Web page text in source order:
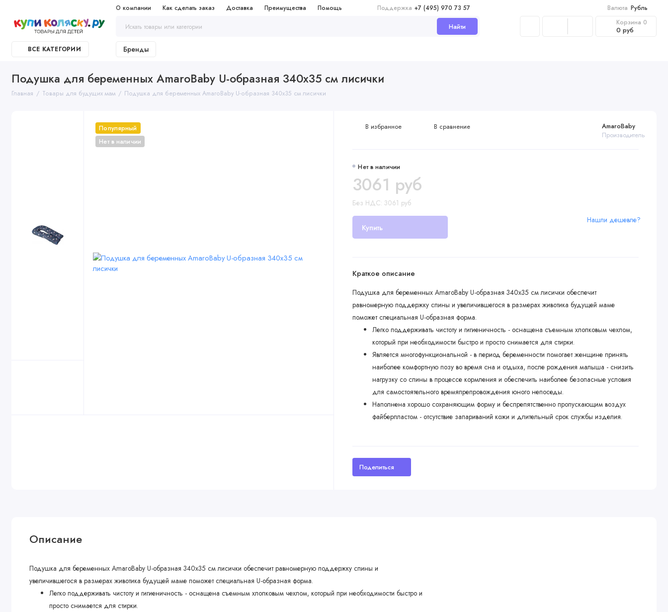
О компании Как сделать заказ Доставка Преимущества Помощь Поддержка +7 (495) 970 73 57 Валюта Рубль
Найти Корзина 0
0 руб
ВСЕ КАТЕГОРИИ Бренды
Подушка для беременных AmaroBaby U-образная 340х35 см лисички
Главная Товары для будущих мам Подушка для беременных AmaroBaby U-образная 340х35 см лисички
Популярный
Нет в наличии
Нет в наличии
AmaroBaby
Производитель
3061 руб
Без НДС: 3061 руб
Купить
Нашли дешевле?
В избранное В сравнение
Краткое описание
Подушка для беременных AmaroBaby U-образная 340х35 см лисички обеспечит
равномерную поддержку спины и увеличившегося в размерах животика будущей маме
поможет специальная U-образная форма.
Легко поддерживать чистоту и гигиеничность - оснащена съемным хлопковым чехлом,
который при необходимости быстро и просто снимается для стирки.
Является многофункциональной - в период беременности помогает женщине принять
наиболее комфортную позу во время сна и отдыха, после рождения малыша - снизить
нагрузку со спины в процессе кормления и обеспечить наиболее безопасные условия
для самостоятельного времяпрепровождения юного непоседы.
Наполнена хорошо сохраняющим форму и беспрепятственно пропускающим воздух
файберпластом - отсутствие запариваний кожи и длительный срок службы изделия.
Поделиться
Описание
Подушка для беременных AmaroBaby U-образная 340х35 см лисички обеспечит равномерную поддержку спины и
увеличившегося в размерах животика будущей маме поможет специальная U-образная форма.
Легко поддерживать чистоту и гигиеничность - оснащена съемным хлопковым чехлом, который при необходимости быстро и
просто снимается для стирки.